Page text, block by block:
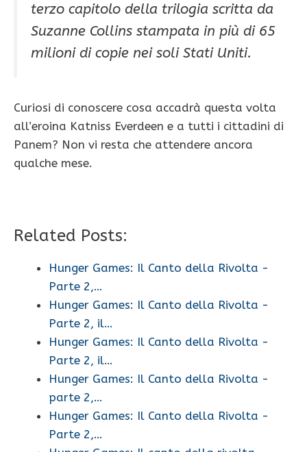
terzo capitolo della trilogia scritta da
Suzanne Collins stampata in più di 65
milioni di copie nei soli Stati Uniti.
Curiosi di conoscere cosa accadrà questa volta
all’eroina Katniss Everdeen e a tutti i cittadini di
Panem? Non vi resta che attendere ancora
qualche mese.
Related Posts:
Hunger Games: Il Canto della Rivolta -
Parte 2,…
Hunger Games: Il Canto della Rivolta -
Parte 2, il…
Hunger Games: Il Canto della Rivolta -
Parte 2, il…
Hunger Games: Il Canto della Rivolta -
parte 2,…
Hunger Games: Il Canto della Rivolta -
Parte 2,…